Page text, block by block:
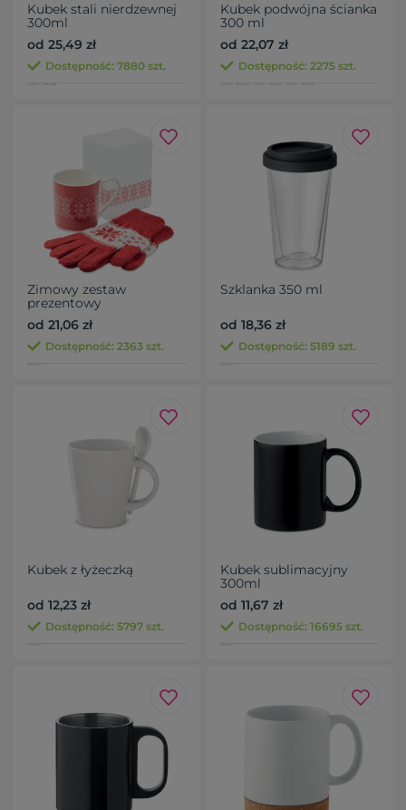
Kubek stali nierdzewnej
300ml
od 25,49 zł
Dostępność: 7880 szt.
Kubek podwójna ścianka
300 ml
od 22,07 zł
Dostępność: 2275 szt.
Zimowy zestaw
prezentowy
od 21,06 zł
Dostępność: 2363 szt.
Szklanka 350 ml
od 18,36 zł
Dostępność: 5189 szt.
Kubek z łyżeczką
od 12,23 zł
Dostępność: 5797 szt.
Kubek sublimacyjny
300ml
od 11,67 zł
Dostępność: 16695 szt.